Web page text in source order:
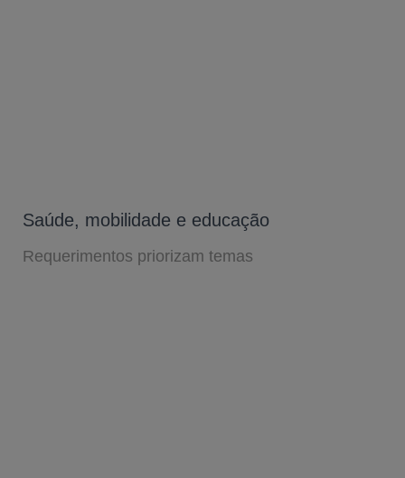
Saúde, mobilidade e educação
Requerimentos priorizam temas